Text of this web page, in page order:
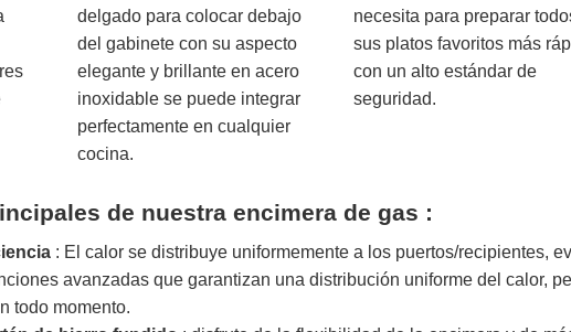
delgado para colocar debajo
del gabinete con su aspecto
elegante y brillante en acero
inoxidable se puede integrar
perfectamente en cualquier
cocina.
necesita para preparar
sus platos favoritos más
con un alto estándar de
seguridad.
de nuestraencimera de gas :
: El calor se distribuye uniformemente a los puertos/recipientes,
avanzadas que garantizan una distribución uniforme del calor,
todo momento.